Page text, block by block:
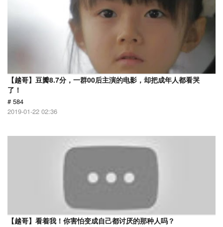
【越哥】豆瓣8.7分，一群00后主演的电影，却把成年人都看哭
了！
# 584
2019-01-22 02:36
【越哥】看着我！你害怕变成自己都讨厌的那种人吗？